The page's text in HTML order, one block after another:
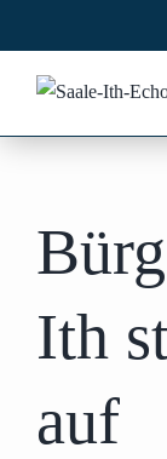
Inhalt
springen
Ith
auf